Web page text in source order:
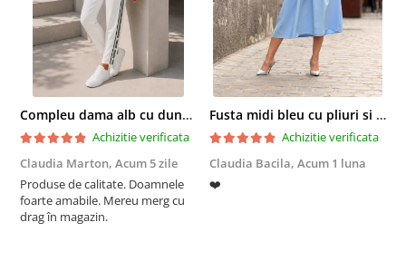
Compleu dama alb cu dungi laterale in nuante de verde si negru
Achizitie verificata
Claudia Marton, Acum 5 zile
Produse de calitate. Doamnele
foarte amabile. Mereu merg cu
drag în magazin.
Fusta midi bleu cu pliuri si buzunare
Achizitie verificata
Claudia Bacila, Acum 1 luna
❤️